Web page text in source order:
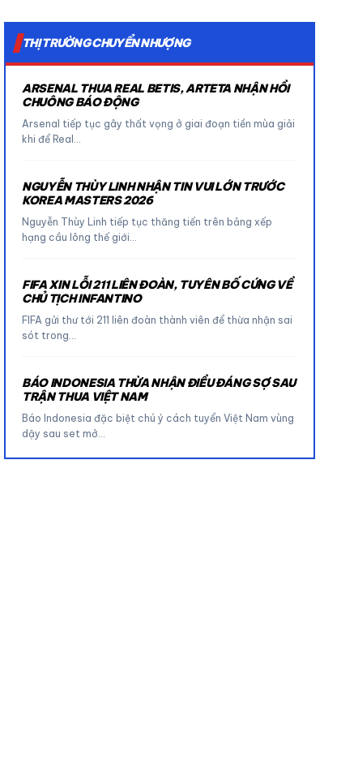
THỊ TRƯỜNG CHUYỂN NHƯỢNG
ARSENAL THUA REAL BETIS, ARTETA NHẬN HỒI
CHUÔNG BÁO ĐỘNG
Arsenal tiếp tục gây thất vọng ở giai đoạn tiền mùa giải
khi để Real…
NGUYỄN THÙY LINH NHẬN TIN VUI LỚN TRƯỚC
KOREA MASTERS 2026
Nguyễn Thùy Linh tiếp tục thăng tiến trên bảng xếp
hạng cầu lông thế giới…
FIFA XIN LỖI 211 LIÊN ĐOÀN, TUYÊN BỐ CỨNG VỀ
CHỦ TỊCH INFANTINO
FIFA gửi thư tới 211 liên đoàn thành viên để thừa nhận sai
sót trong…
BÁO INDONESIA THỪA NHẬN ĐIỀU ĐÁNG SỢ SAU
TRẬN THUA VIỆT NAM
Báo Indonesia đặc biệt chú ý cách tuyển Việt Nam vùng
dậy sau set mở…